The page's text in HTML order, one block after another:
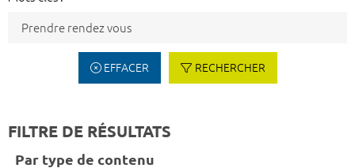
EFFACER RECHERCHER
FILTRE DE RÉSULTATS
Par type de contenu